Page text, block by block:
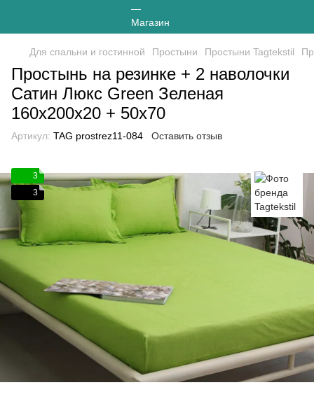
Для спальни и гостинной Простыни Простыни Tagtekstil
Простынь на резинке + 2 наволочки
Сатин Люкс Green Зеленая
160х200х20 + 50х70
Артикул: TAG prostrez11-084 Оставить отзыв
3
3